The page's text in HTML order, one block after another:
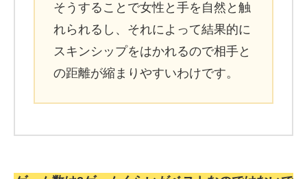
そうすることで女性と手を自然と触
れられるし、それによって結果的に
スキンシップをはかれるので相手と
の距離が縮まりやすいわけです。